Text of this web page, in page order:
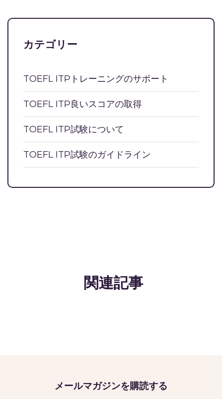
カテゴリー
TOEFL ITPトレーニングのサポート
TOEFL ITP良いスコアの取得
TOEFL ITP試験について
TOEFL ITP試験のガイドライン
関連記事
メールマガジンを購読する